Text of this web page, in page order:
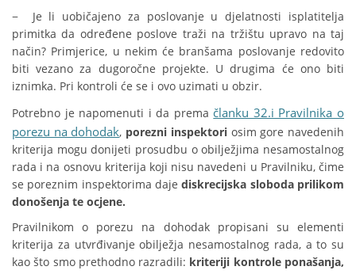
− Je li uobičajeno za poslovanje u djelatnosti isplatitelja
primitka da određene poslove traži na tržištu upravo na taj
način? Primjerice, u nekim će branšama poslovanje redovito
biti vezano za dugoročne projekte. U drugima će ono biti
iznimka. Pri kontroli će se i ovo uzimati u obzir.
Potrebno je napomenuti i da prema članku 32.i Pravilnika o
porezu na dohodak, porezni inspektoriosim gore navedenih
kriterija mogu donijeti prosudbu o obilježjima nesamostalnog
rada i na osnovu kriterija koji nisu navedeni u Pravilniku, čime
se poreznim inspektorima dajediskrecijska sloboda prilikom
donošenja te ocjene.
Pravilnikom o porezu na dohodak propisani su elementi
kriterija za utvrđivanje obilježja nesamostalnog rada, a to su
kao što smo prethodno razradili: kriteriji kontrole ponašanja,